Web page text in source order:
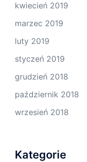
kwiecień 2019
marzec 2019
luty 2019
styczeń 2019
grudzień 2018
październik 2018
wrzesień 2018
Kategorie